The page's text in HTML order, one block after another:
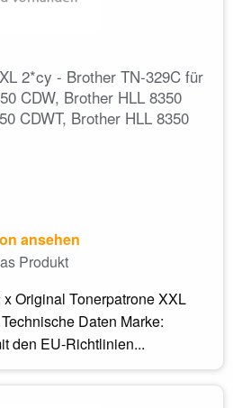
2*cy - Brother TN-329C für
CDW, Brother HLL 8350
CDWT, Brother HLL 8350
ansehen
Produkt
Original Tonerpatrone XXL
Daten Marke:
den EU-Richtlinien...